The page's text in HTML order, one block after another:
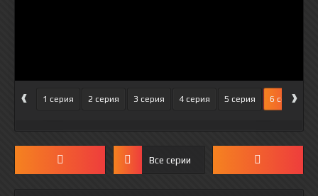
‹ 1 серия 2 серия 3 серия 4 серия 5 серия 6 серия
›
Все серии